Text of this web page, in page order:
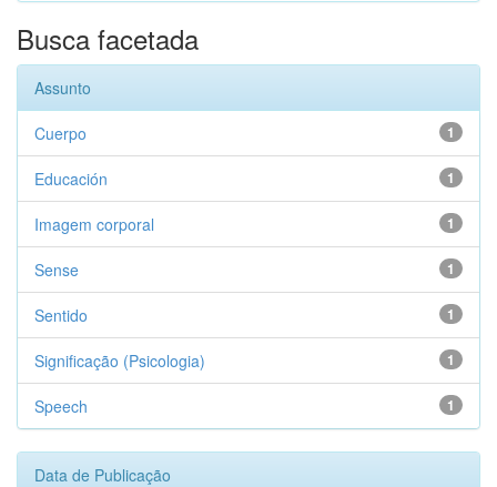
Busca facetada
Assunto
1
Cuerpo
1
Educación
1
Imagem corporal
1
Sense
1
Sentido
1
Significação (Psicologia)
1
Speech
Data de Publicação